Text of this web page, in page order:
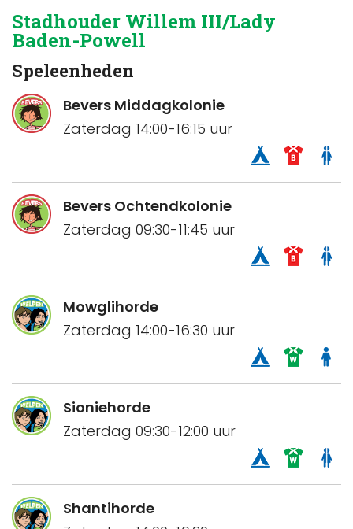
Stadhouder Willem III/Lady
Baden-Powell
Speleenheden
Bevers Middagkolonie
Zaterdag 14:00-16:15 uur
Bevers Ochtendkolonie
Zaterdag 09:30-11:45 uur
Mowglihorde
Zaterdag 14:00-16:30 uur
Sioniehorde
Zaterdag 09:30-12:00 uur
Shantihorde